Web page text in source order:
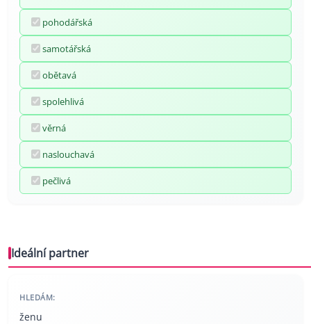
pohodářská
samotářská
obětavá
spolehlivá
věrná
naslouchavá
pečlivá
Ideální partner
HLEDÁM:
ženu